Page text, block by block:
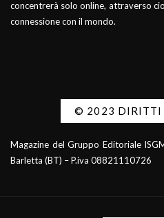
concentrerà solo online, attraverso
connessione con il mondo.
© 2023 DIRITTI
Magazine del Gruppo Editoriale
Barletta (BT) – P.iva 08821110726